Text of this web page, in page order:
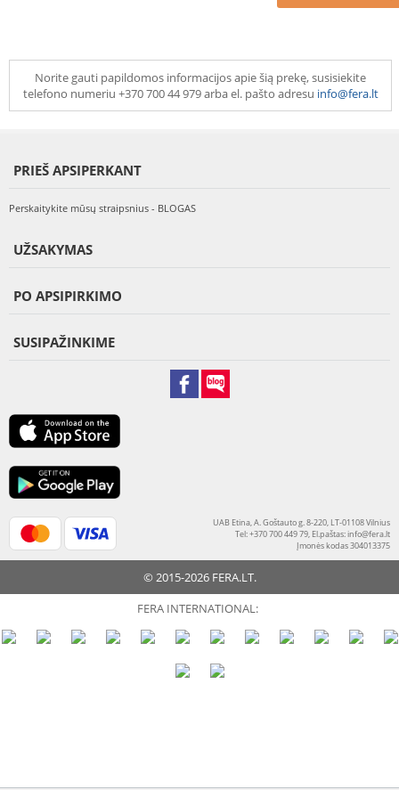
Norite gauti papildomos informacijos apie šią prekę, susisiekite
telefono numeriu +370 700 44 979 arba el. pašto adresu info@fera.lt
PRIEŠ APSIPERKANT
Perskaitykite mūsų straipsnius - BLOGAS
UŽSAKYMAS
PO APSIPIRKIMO
SUSIPAŽINKIME
UAB Etina, A. Goštauto g. 8-220, LT-01108 Vilnius
Tel: +370 700 449 79, El.paštas:info@fera.lt
Įmonės kodas 304013375
© 2015-2026 FERA.LT.
FERA INTERNATIONAL: